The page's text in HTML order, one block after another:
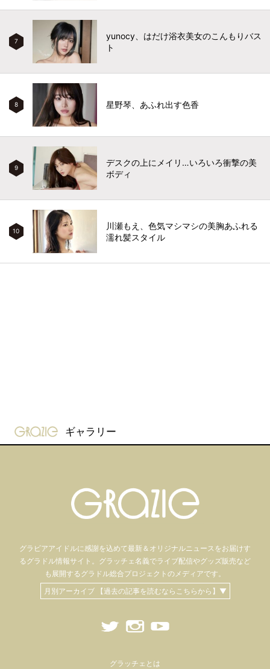
7
yunocy、はだけ浴衣美女のこんもりバス
ト
8 星野琴、あふれ出す色香
9
デスクの上にメイリ…いろいろ衝撃の美
ボディ
10
川瀬もえ、色気マシマシの美胸あふれる
濡れ髪スタイル
gravure-grazie
ギャラリー
グラビアアイドルに感謝を込めて最新＆オリジナルニュースをお届けす
るグラドル情報サイト。 グラッチェ名義でライブ配信やグッズ販売など
も 展開するグラドル総合プロジェクトのメディアです。
月別アーカイブ 【過去の記事を読むならこちらから】▼
グラッチェとは